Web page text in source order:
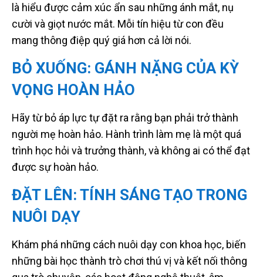
là hiểu được cảm xúc ẩn sau những ánh mắt, nụ
cười và giọt nước mắt. Mỗi tín hiệu từ con đều
mang thông điệp quý giá hơn cả lời nói.
BỎ XUỐNG: GÁNH NẶNG CỦA KỲ
VỌNG HOÀN HẢO
Hãy từ bỏ áp lực tự đặt ra rằng bạn phải trở thành
người mẹ hoàn hảo. Hành trình làm mẹ là một quá
trình học hỏi và trưởng thành, và không ai có thể đạt
được sự hoàn hảo.
ĐẶT LÊN: TÍNH SÁNG TẠO TRONG
NUÔI DẠY
Khám phá những cách nuôi dạy con khoa học, biến
những bài học thành trò chơi thú vị và kết nối thông